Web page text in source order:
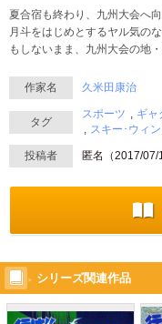
夏合宿も終わり、九州大会へ
月斗をはじめとするヤル気の
もしないまま、九州大会の地
作家名 久米田康治
タグ
スポーツ ギャ
スキー･ウィ
投稿者 匿名（2017/07/
シリーズ関連作品